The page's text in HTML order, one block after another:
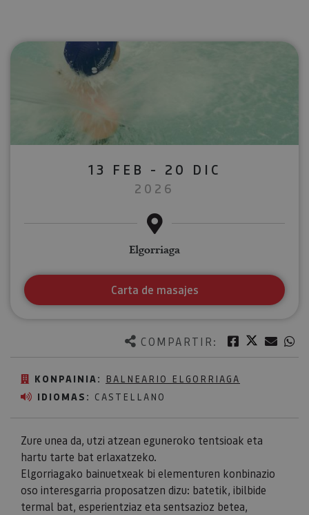
COMPARTIR: Facebook
Twitter
KONPAINIA: BALNEARIO ELGORRIAGA
IDIOMAS: CASTELLANO
Zure unea da, utzi atzean eguneroko tentsioak eta
hartu tarte bat erlaxatzeko.
Elgorriagako bainuetxeak bi elementuren konbinazio
oso interesgarria proposatzen dizu: batetik, ibilbide
termal bat, esperientziaz eta sentsazioz betea,
13 FEB - 20 DIC
2026
Elgorriaga
Carta de masajes